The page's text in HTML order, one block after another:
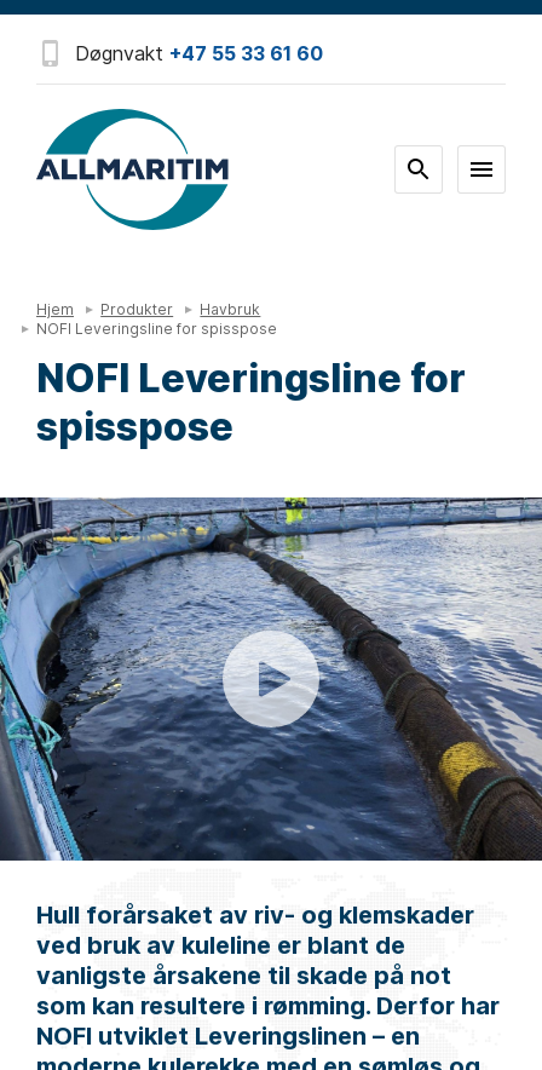
Døgnvakt +47 55 33 61 60
Hjem Produkter
Havbruk
NOFI Leveringsline for spisspose
NOFI Leveringsline for
spisspose
Hull forårsaket av riv- og klemskader
ved bruk av kuleline er blant de
vanligste årsakene til skade på not
som kan resultere i rømming. Derfor har
NOFI utviklet Leveringslinen – en